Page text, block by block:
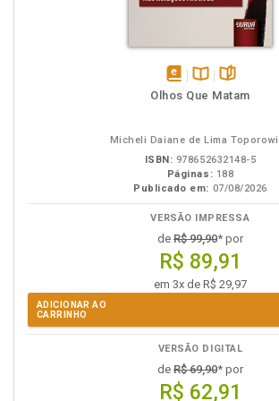
disponívelDisponível
páginas
Olhos Que Matam
Micheli Daiane de Lima
ISBN: 978652632148-5
Páginas: 188
Publicado em: 07/08/2026
VERSÃO IMPRESSA
de R$ 99,90* por
R$ 89,91
em 3x de R$ 29,97
ADICIONAR AO
CARRINHO
VERSÃO DIGITAL
de R$ 69,90* por
R$ 62,91